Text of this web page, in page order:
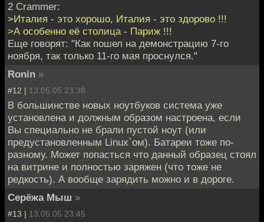
2 Crammer:
>Италия - это хорошо, Италия - это здорово !!!
>А особенно её столица - Париж !!!
Еще говорят: "Как пошел на демонстрацию 7-го
ноября, так только 11-го мая проснулся."
Ronin »
#12 | 13.05.05 23:38
В большинстве новых ноутбуков система уже
установлена и должным образом настроена, если
Вы специально не брали пустой ноут (или
предустановленным Linux`ом). Батареи тоже по-
разному. Может попасться что данный образец стоял
на витрине и полностью заряжен (что тоже не
редкость). А вообще зарядить можно и в дороге.
Серёжа Мыш »
#13 | 13.05.05 23:45